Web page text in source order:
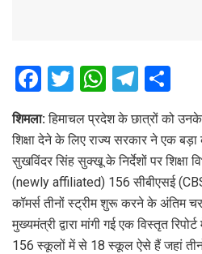
F
a
ce
b
o
o
k
T
tt
er
W
at
s
A
p
p
T
el
e
gr
a
m
h
ar
e
शिमला: हिमाचल प्रदेश के छात्रों को उनके
शिक्षा देने के लिए राज्य सरकार ने एक
सुखविंदर सिंह सुक्खू के निर्देशों पर शिक्षा
(newly affiliated) 156 सीबीएसई
कॉमर्स तीनों स्ट्रीम शुरू करने के अंतिम
मुख्यमंत्री द्वारा मांगी गई एक विस्तृत
156 स्कूलों में से 18 स्कूल ऐसे हैं जहां